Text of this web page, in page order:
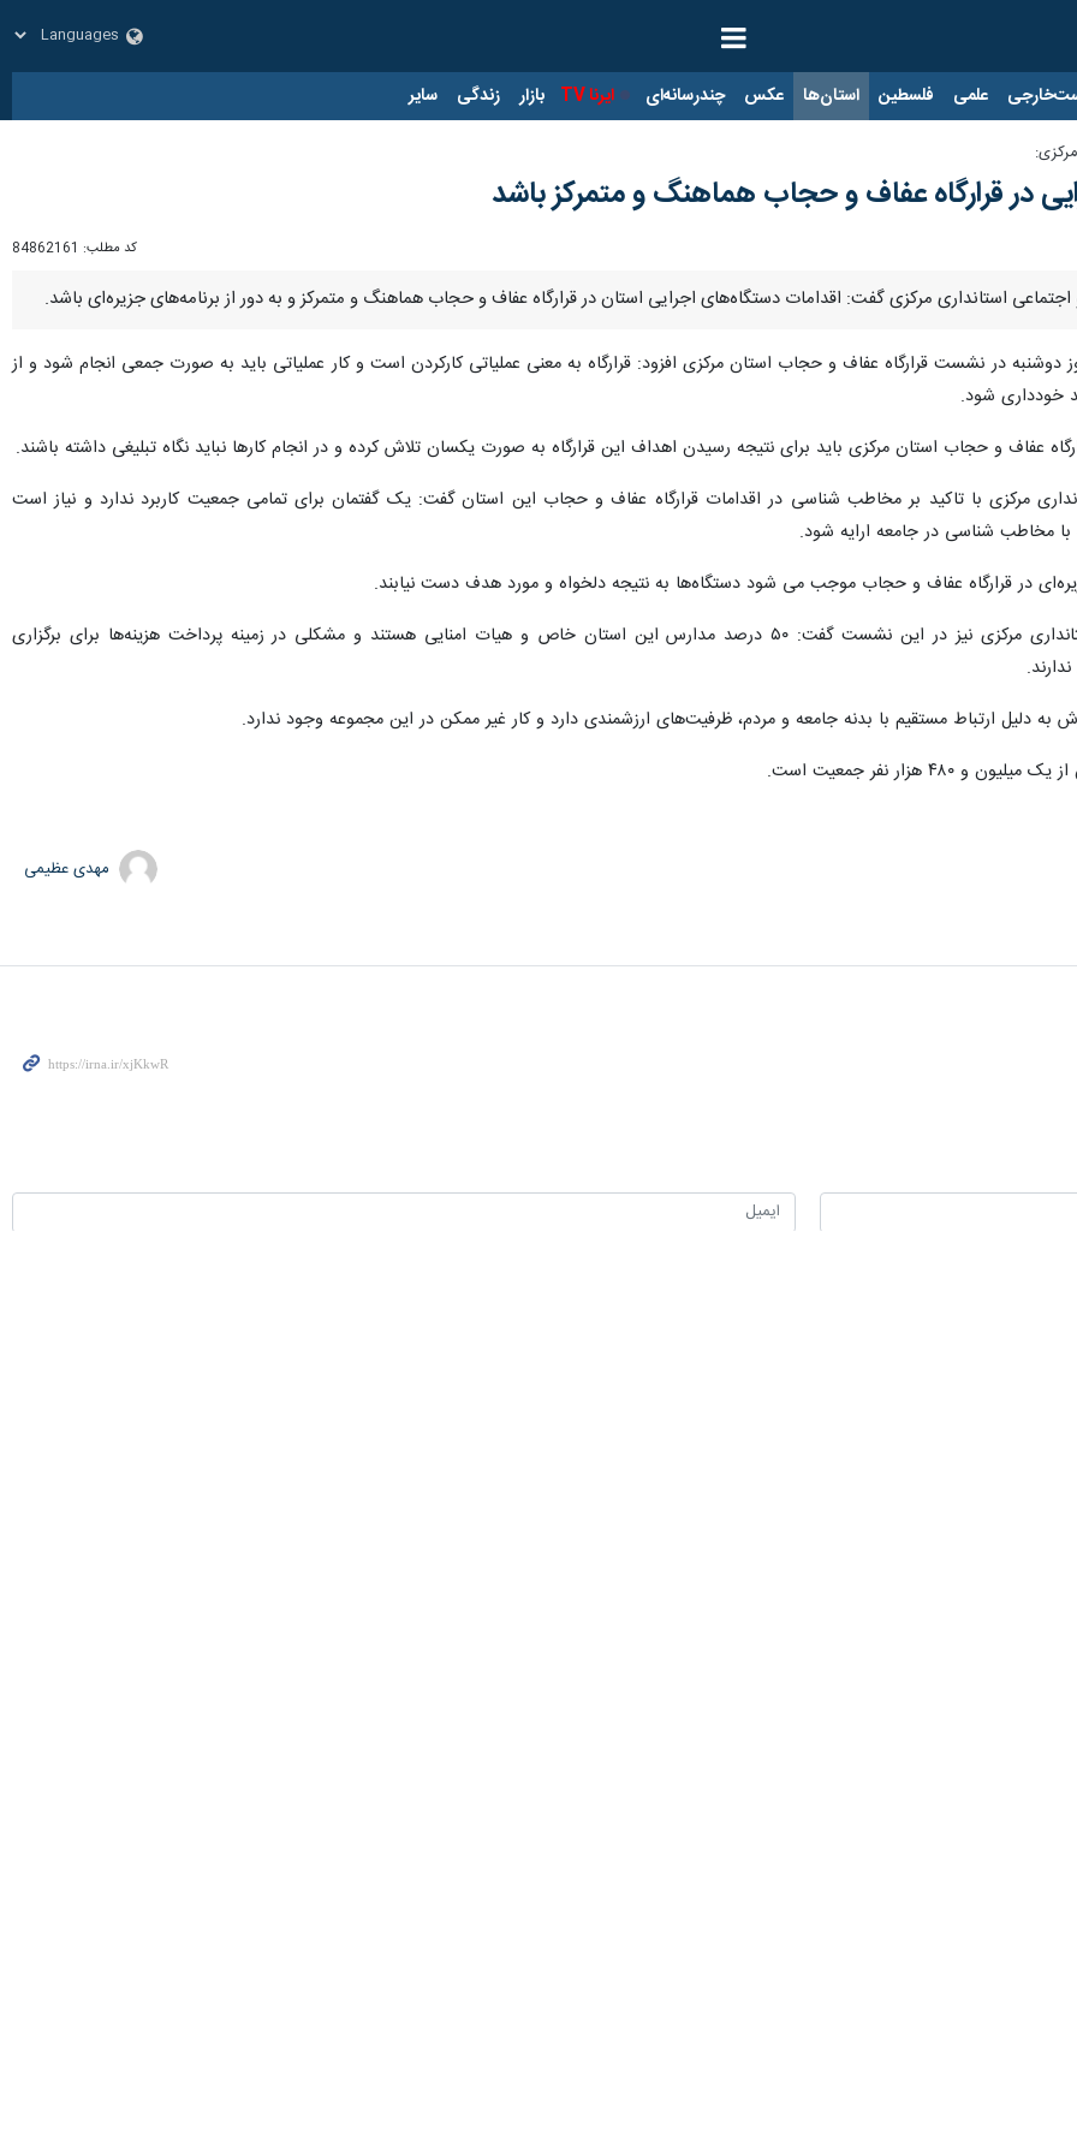
علمی فلسطین استان‌ها عکس چندرسانه‌ای ایرنا TV بازار زندگی سایر
در قرارگاه عفاف و حجاب هماهنگ و متمرکز باشد
کد مطلب: 84862161
استانداری مرکزی گفت: اقدامات دستگاه‌های اجرایی استان در قرارگاه عفاف و حجاب هماهنگ و متمرکز و به دور از برنامه‌های جزیره‌ای باشد.
دوشنبه در نشست قرارگاه عفاف و حجاب استان مرکزی افزود: قرارگاه به معنی عملیاتی کارکردن است و کار عملیاتی باید به صورت جمعی انجام شود و از
خودداری شود.
عفاف و حجاب استان مرکزی باید برای نتیجه رسیدن اهداف این قرارگاه به صورت یکسان تلاش کرده و در انجام کارها نباید نگاه تبلیغی داشته باشند.
مرکزی با تاکید بر مخاطب شناسی در اقدامات قرارگاه عفاف و حجاب این استان گفت: یک گفتمان برای تمامی جمعیت کاربرد ندارد و نیاز است
مخاطب شناسی در جامعه ارایه شود.
در قرارگاه عفاف و حجاب موجب می شود دستگاه‌ها به نتیجه دلخواه و مورد هدف دست نیابند.
مدیرکل امور بانوان و امور خانواده استانداری مرکزی نیز در این نشست گفت: ۵۰ درصد مدارس این استان خاص و هیات امنایی هستند و مشکلی در زمینه پرداخت هزینه‌ها برای برگزاری
به دلیل ارتباط مستقیم با بدنه جامعه و مردم، ظرفیت‌های ارزشمندی دارد و کار غیر ممکن در این مجموعه وجود ندارد.
مهدی عظیمی